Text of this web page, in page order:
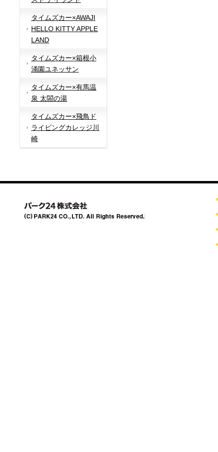
タイムズカー×AWAJI
HELLO KITTY APPLE
LAND
タイムズカー×箱根小
涌園ユネッサン
タイムズカー×有馬温
泉 太閤の湯
タイムズカー×飛鳥ド
ライビングカレッジ川
崎